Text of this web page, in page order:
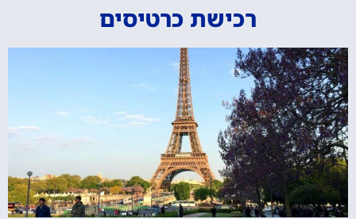
רכישת כרטיסים